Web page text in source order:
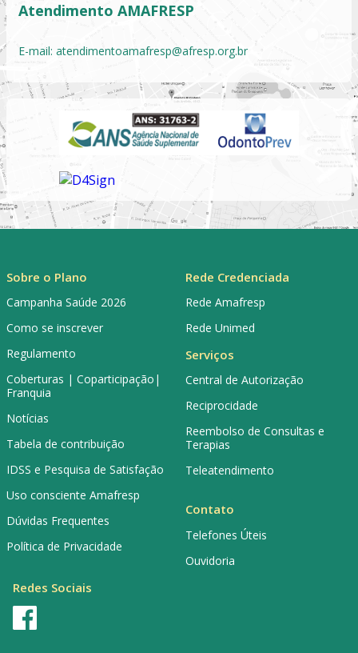
Atendimento AMAFRESP
E-mail: atendimentoamafresp@afresp.org.br
Sobre o Plano
Campanha Saúde 2026
Como se inscrever
Regulamento
Coberturas | Coparticipação|
Franquia
Notícias
Tabela de contribuição
IDSS e Pesquisa de Satisfação
Uso consciente Amafresp
Dúvidas Frequentes
Política de Privacidade
Rede Credenciada
Rede Amafresp
Rede Unimed
Serviços
Central de Autorização
Reciprocidade
Reembolso de Consultas e
Terapias
Teleatendimento
Contato
Telefones Úteis
Ouvidoria
Redes Sociais